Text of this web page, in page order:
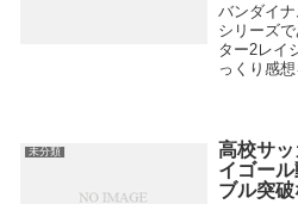
バンダイ
シリーズ
ター2レイ
っくり感
未分類
高校サ
イゴー
ブル突